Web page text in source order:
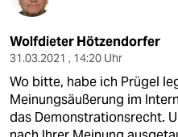
Wolfdieter Hötzendorfer
31.03.2021 , 14:20 Uhr
Wo bitte, habe ich Prügel
Meinungsäußerung im
das Demonstrationsrecht.